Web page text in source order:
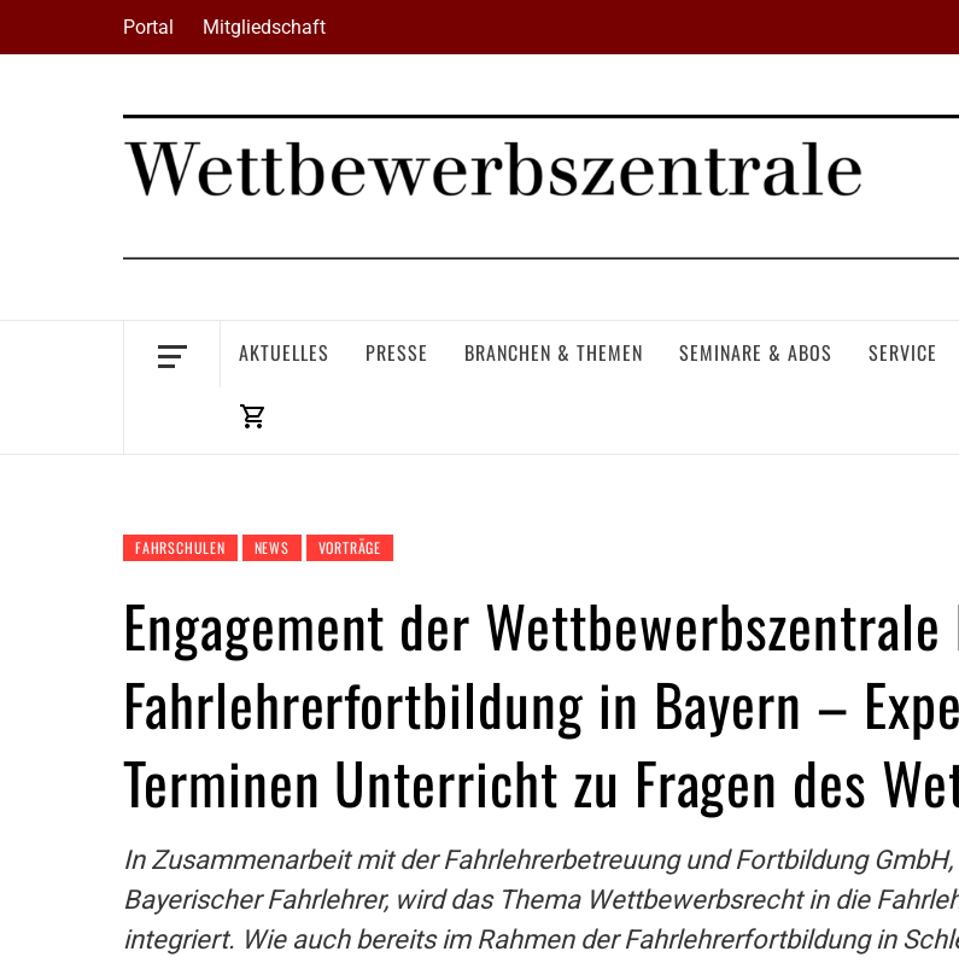
Portal Mitgliedschaft
AKTUELLES PRESSE BRANCHEN & THEMEN SEMINARE & ABOS SERVICE
FAHRSCHULEN NEWS VORTRÄGE
Engagement der
Fahrlehrerfortbildung in Bayern –
Terminen Unterricht zu Fragen des
In Zusammenarbeit mit der Fahrlehrerbetreuung und Fortbildung
Bayerischer Fahrlehrer, wird das Thema Wettbewerbsrecht in die
integriert. Wie auch bereits im Rahmen der Fahrlehrerfortbildung in